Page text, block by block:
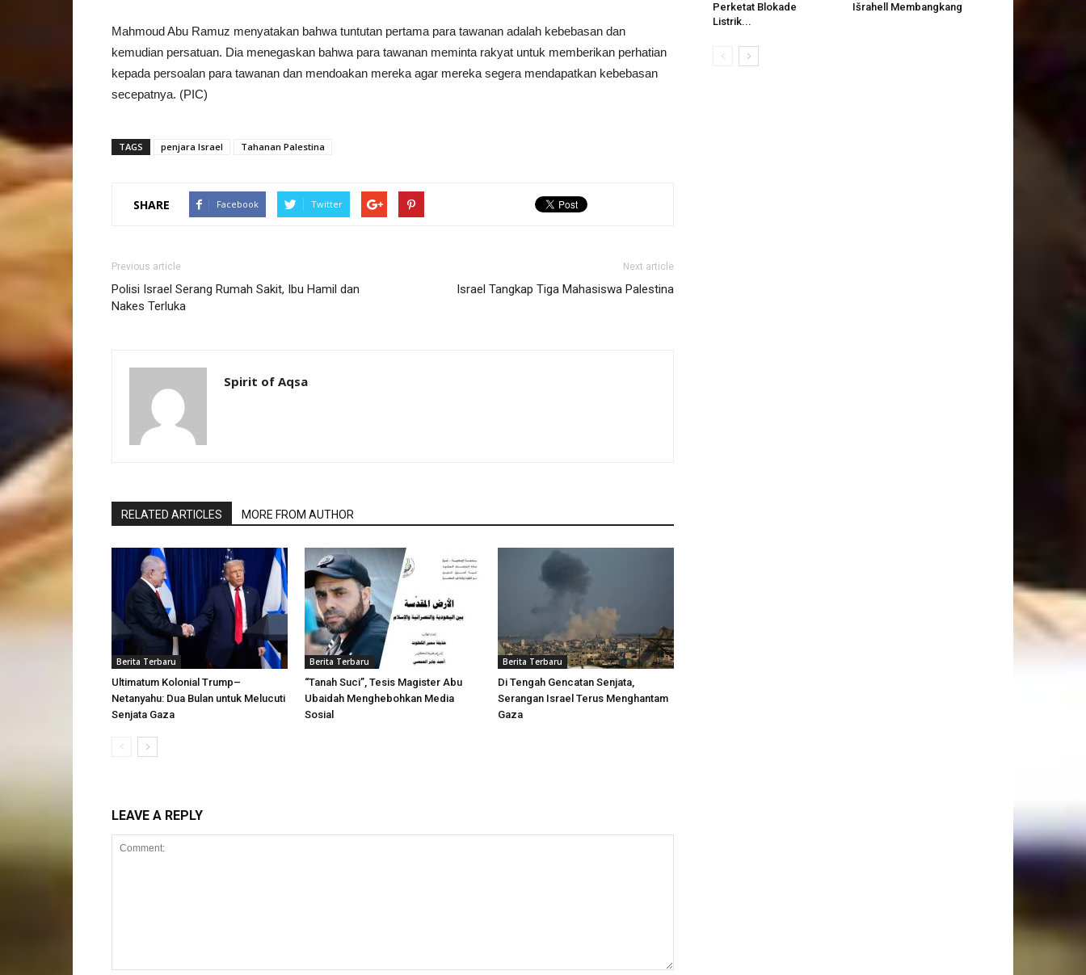
Mahmoud Abu Ramuz menyatakan bahwa tuntutan pertama para tawanan adalah kebebasan dan
kemudian persatuan. Dia menegaskan bahwa para tawanan meminta rakyat untuk memberikan perhatian
kepada persoalan para tawanan dan mendoakan mereka agar mereka segera mendapatkan kebebasan
secepatnya. (PIC)
TAGS penjara Israel Tahanan Palestina
SHARE Facebook Twitter
Previous article
Polisi Israel Serang Rumah Sakit, Ibu Hamil dan
Nakes Terluka
Next article
Israel Tangkap Tiga Mahasiswa Palestina
Spirit of Aqsa
RELATED ARTICLES MORE FROM AUTHOR
Berita Terbaru
Ultimatum Kolonial Trump–
Netanyahu: Dua Bulan untuk Melucuti
Senjata Gaza
Berita Terbaru
“Tanah Suci”, Tesis Magister Abu
Ubaidah Menghebohkan Media
Sosial
Berita Terbaru
Di Tengah Gencatan Senjata,
Serangan Israel Terus Menghantam
Gaza
LEAVE A REPLY
Perketat Blokade
Listrik...
Išrahell Membangkang